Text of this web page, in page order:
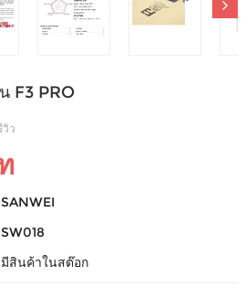
F3 PRO
วิว
SANWEI
SW018
มีสินค้าในสต๊อก